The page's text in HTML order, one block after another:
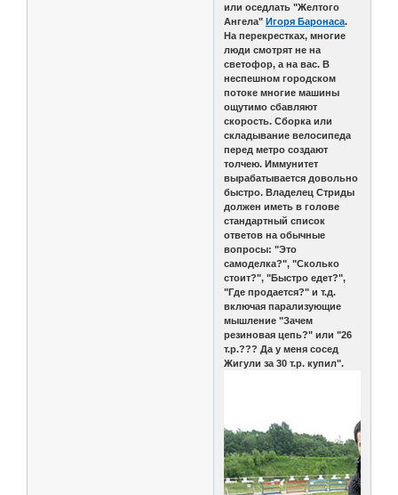
или оседлать "Желтого
Ангела" Игоря Баронаса.
На перекрестках, многие
люди смотрят не на
светофор, а на вас. В
неспешном городском
потоке многие машины
ощутимо сбавляют
скорость. Сборка или
складывание велосипеда
перед метро создают
толчею. Иммунитет
вырабатывается довольно
быстро. Владелец Стриды
должен иметь в голове
стандартный список
ответов на обычные
вопросы: "Это
самоделка?", "Сколько
стоит?", "Быстро едет?",
"Где продается?" и т.д.
включая парализующие
мышление "Зачем
резиновая цепь?" или "26
т.р.??? Да у меня сосед
Жигули за 30 т.р. купил".